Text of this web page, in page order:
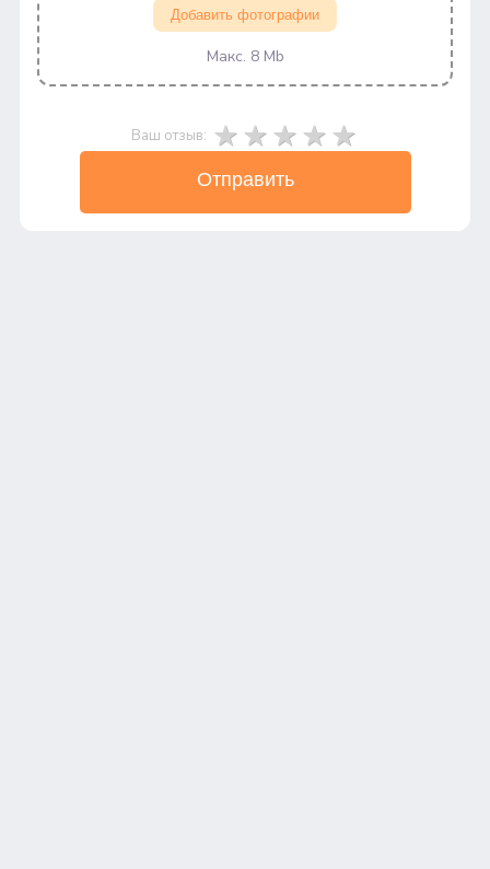
Добавить фотографии
Макс. 8 Mb
Ваш отзыв:
Отправить